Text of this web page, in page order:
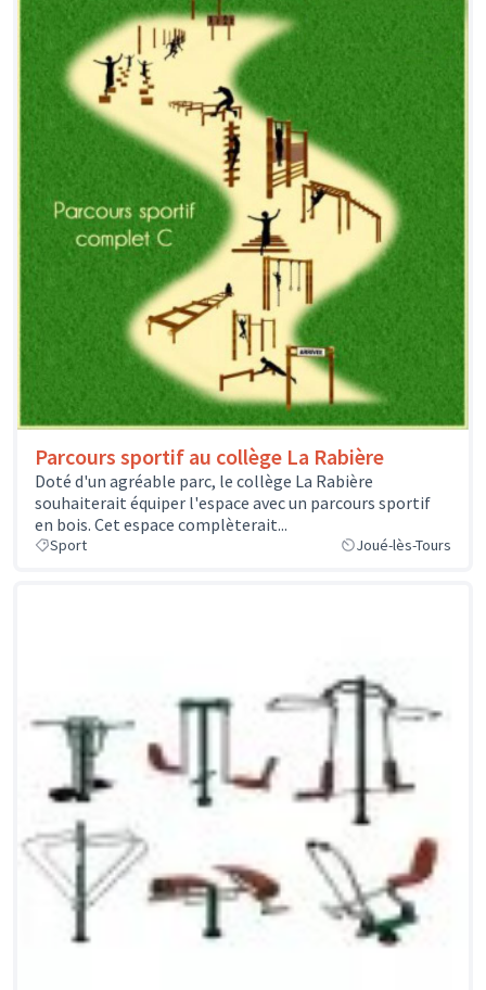
Parcours sportif au collège La Rabière
Doté d'un agréable parc, le collège La Rabière
souhaiterait équiper l'espace avec un parcours sportif
en bois. Cet espace complèterait...
Sport Joué-lès-Tours